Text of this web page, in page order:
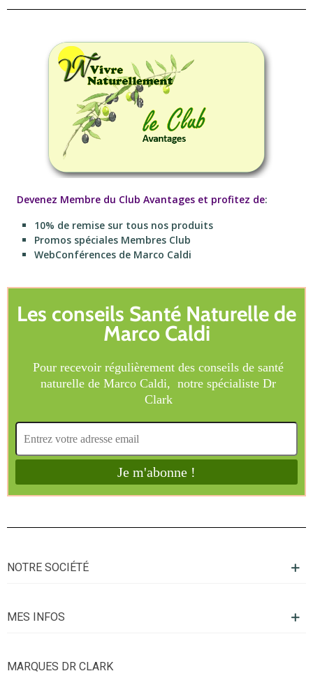
Devenez Membre du Club Avantages et profitez de:
10% de remise sur tous nos produits
Promos spéciales Membres Club
WebConférences de Marco Caldi
NOTRE SOCIÉTÉ
MES INFOS
MARQUES DR CLARK